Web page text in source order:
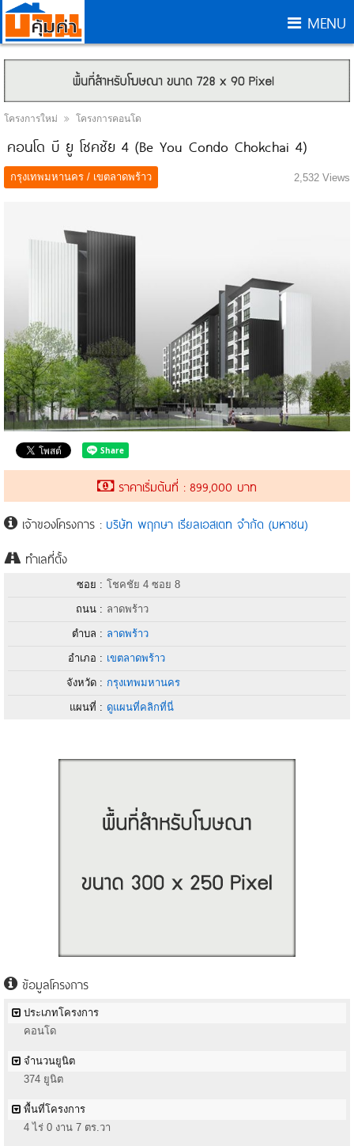
MENU
โครงการใหม่ โครงการคอนโด
คอนโด บี ยู โชคชัย 4 (Be You Condo Chokchai 4)
กรุงเทพมหานคร / เขตลาดพร้าว 2,532 Views
ราคาเริ่มต้นที่ : 899,000 บาท
เจ้าของโครงการ : บริษัท พฤกษา เรียลเอสเตท จำกัด (มหาชน)
ทำเลที่ตั้ง
ซอย : โชคชัย 4 ซอย 8
ถนน : ลาดพร้าว
ตำบล : ลาดพร้าว
อำเภอ : เขตลาดพร้าว
จังหวัด : กรุงเทพมหานคร
แผนที่ : ดูแผนที่คลิกที่นี่
ข้อมูลโครงการ
ประเภทโครงการ
คอนโด
จำนวนยูนิต
374 ยูนิต
พื้นที่โครงการ
4 ไร่ 0 งาน 7 ตร.วา